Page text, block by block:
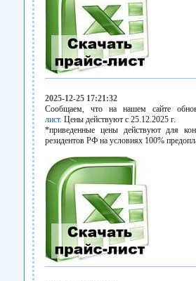
2025-12-25 17:21:32
Сообщаем, что на нашем сайте
лист. Цены действуют с 25.12.2025 г.
*приведенные цены действуют для
резидентов РФ на условиях 100%